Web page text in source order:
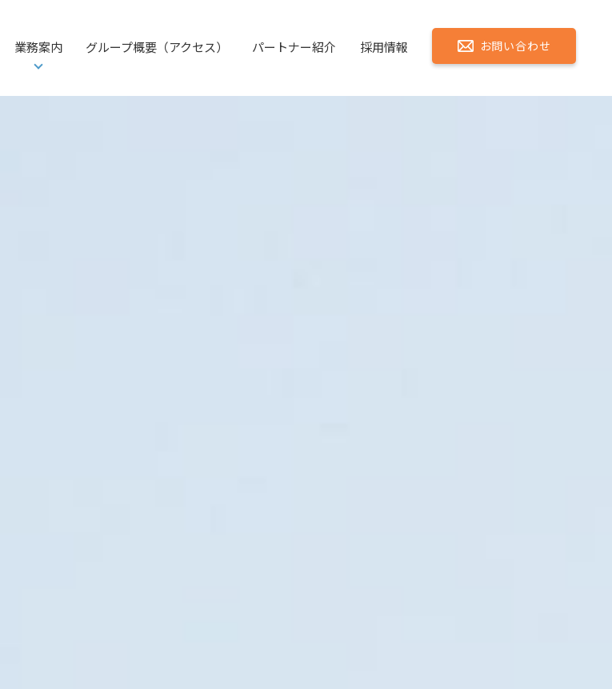
業務案内 グループ概要（アクセス） パートナー紹介 採用情報 お問い合わせ